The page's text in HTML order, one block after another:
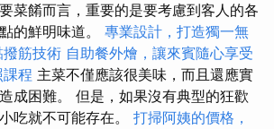
菜餚而言，重要的是要考慮到客人的各
的鮮明味道。 專業設計，打造獨一無
筋技術 自助餐外燴，讓來賓隨心享受
程 主菜不僅應該很美味，而且還應實
成困難。 但是，如果沒有典型的狂歡
吃就不可能存在。 打掃阿姨的價格，